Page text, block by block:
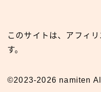
このサイトは、アフィ
す。
©2023-2026 namiten